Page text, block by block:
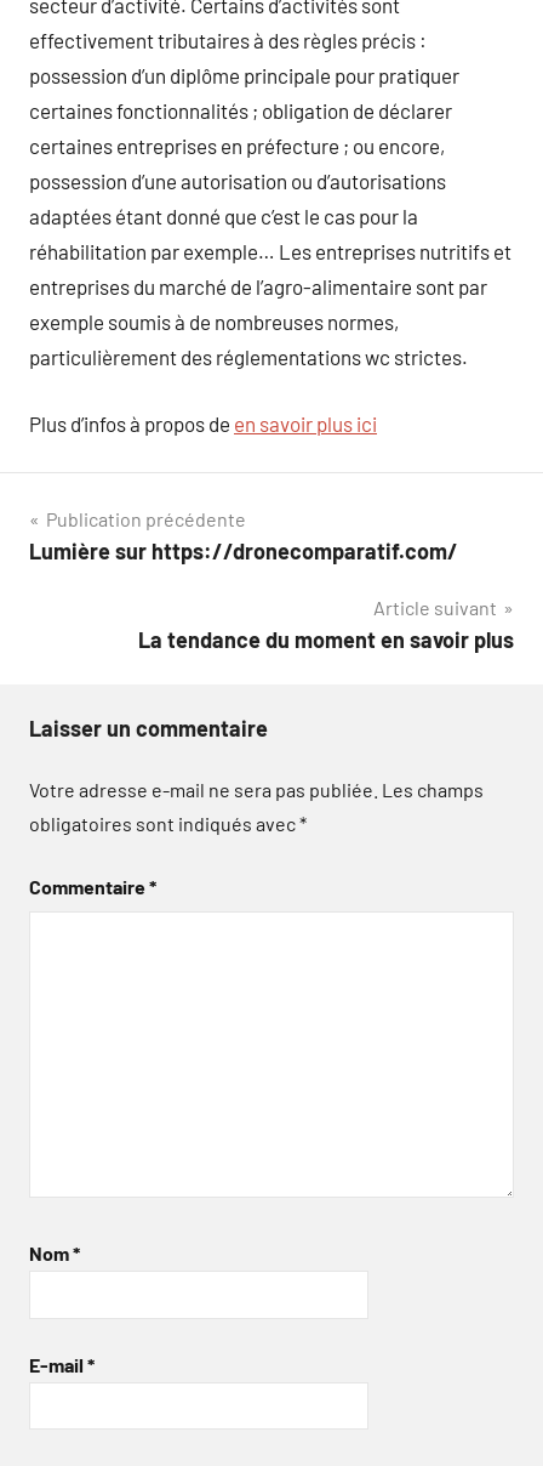
secteur d’activité. Certains d’activités sont
effectivement tributaires à des règles précis :
possession d’un diplôme principale pour pratiquer
certaines fonctionnalités ; obligation de déclarer
certaines entreprises en préfecture ; ou encore,
possession d’une autorisation ou d’autorisations
adaptées étant donné que c’est le cas pour la
réhabilitation par exemple… Les entreprises nutritifs et
entreprises du marché de l’agro-alimentaire sont par
exemple soumis à de nombreuses normes,
particulièrement des réglementations wc strictes.
Plus d’infos à propos de en savoir plus ici
Navigation
de
Publication précédente
Lumière sur https://dronecomparatif.com/
Article suivant
La tendance du moment en savoir plus
Laisser un commentaire
Votre adresse e-mail ne sera pas publiée. Les champs
obligatoires sont indiqués avec*
Commentaire*
Nom*
E-mail *